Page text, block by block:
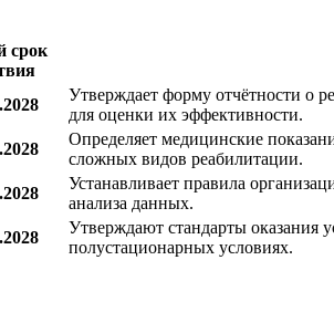
срок
Утверждает форму отчётности о
для оценки их эффективности.
Определяет медицинские
сложных видов реабилитации.
Устанавливает правила
анализа данных.
Утверждают стандарты оказания
полустационарных условиях.